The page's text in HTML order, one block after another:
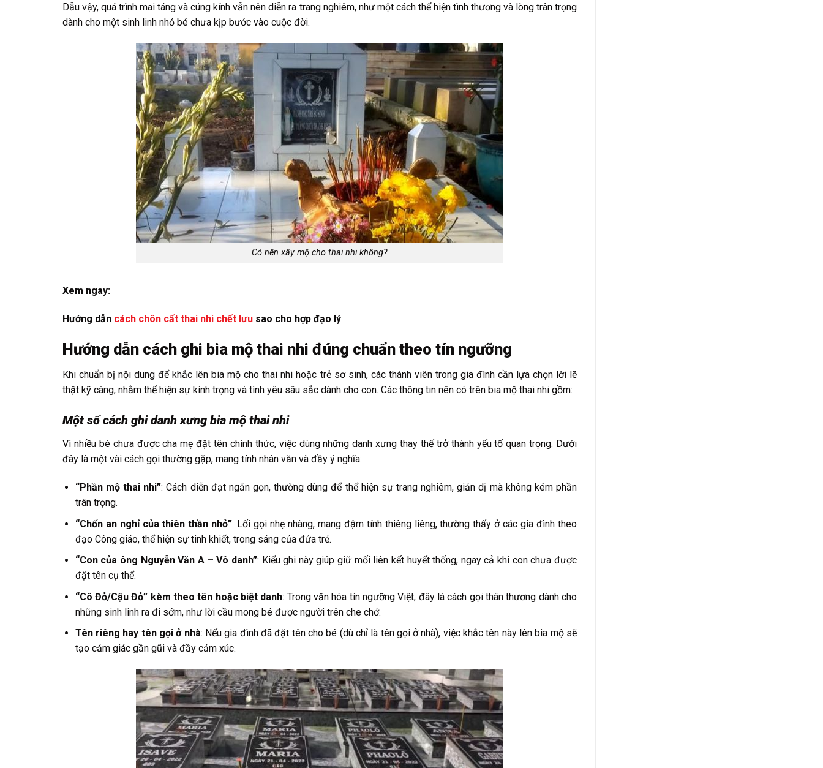
Dẫu vậy, quá trình mai táng và cúng kính vẫn nên diễn ra trang nghiêm, như một cách thể hiện tình thương và lòng trân trọng
dành cho một sinh linh nhỏ bé chưa kịp bước vào cuộc đời.
Có nên xây mộ cho thai nhi không?
Xem ngay:
Hướng dẫn cách chôn cất thai nhi chết lưu sao cho hợp đạo lý
Hướng dẫn cách ghi bia mộ thai nhi đúng chuẩn theo tín ngưỡng
Khi chuẩn bị nội dung để khắc lên bia mộ cho thai nhi hoặc trẻ sơ sinh, các thành viên trong gia đình cần lựa chọn lời lẽ
thật kỹ càng, nhằm thể hiện sự kính trọng và tình yêu sâu sắc dành cho con. Các thông tin nên có trên bia mộ thai nhi gồm:
Một số cách ghi danh xưng bia mộ thai nhi
Vì nhiều bé chưa được cha mẹ đặt tên chính thức, việc dùng những danh xưng thay thế trở thành yếu tố quan trọng. Dưới
đây là một vài cách gọi thường gặp, mang tính nhân văn và đầy ý nghĩa:
“Phần mộ thai nhi”: Cách diễn đạt ngắn gọn, thường dùng để thể hiện sự trang nghiêm, giản dị mà không kém phần
trân trọng.
“Chốn an nghỉ của thiên thần nhỏ”: Lối gọi nhẹ nhàng, mang đậm tính thiêng liêng, thường thấy ở các gia đình theo
đạo Công giáo, thể hiện sự tinh khiết, trong sáng của đứa trẻ.
“Con của ông Nguyễn Văn A – Vô danh”: Kiểu ghi này giúp giữ mối liên kết huyết thống, ngay cả khi con chưa được
đặt tên cụ thể.
“Cô Đỏ/Cậu Đỏ” kèm theo tên hoặc biệt danh: Trong văn hóa tín ngưỡng Việt, đây là cách gọi thân thương dành cho
những sinh linh ra đi sớm, như lời cầu mong bé được người trên che chở.
Tên riêng hay tên gọi ở nhà: Nếu gia đình đã đặt tên cho bé (dù chỉ là tên gọi ở nhà), việc khắc tên này lên bia mộ sẽ
tạo cảm giác gần gũi và đầy cảm xúc.